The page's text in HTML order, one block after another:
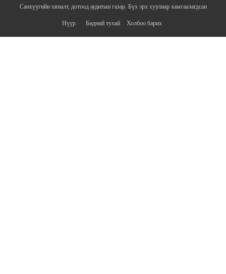
Санхүүгийн хяналт, дотоод аудитын газар. Бүх эрх хуулиар хамгаалагдсан
Нүүр Бидний тухай Холбоо барих